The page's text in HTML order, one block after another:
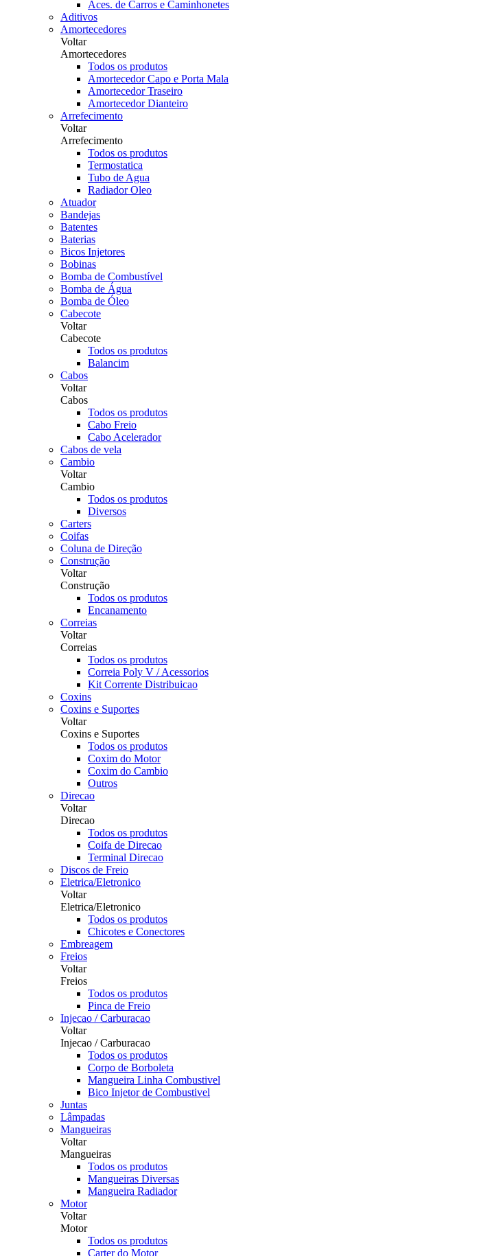
Aces. de Carros e Caminhonetes
Aditivos
Amortecedores
Voltar
Amortecedores
Todos os produtos
Amortecedor Capo e Porta Mala
Amortecedor Traseiro
Amortecedor Dianteiro
Arrefecimento
Voltar
Arrefecimento
Todos os produtos
Termostatica
Tubo de Agua
Radiador Oleo
Atuador
Bandejas
Batentes
Baterias
Bicos Injetores
Bobinas
Bomba de Combustível
Bomba de Água
Bomba de Óleo
Cabecote
Voltar
Cabecote
Todos os produtos
Balancim
Cabos
Voltar
Cabos
Todos os produtos
Cabo Freio
Cabo Acelerador
Cabos de vela
Cambio
Voltar
Cambio
Todos os produtos
Diversos
Carters
Coifas
Coluna de Direção
Construção
Voltar
Construção
Todos os produtos
Encanamento
Correias
Voltar
Correias
Todos os produtos
Correia Poly V / Acessorios
Kit Corrente Distribuicao
Coxins
Coxins e Suportes
Voltar
Coxins e Suportes
Todos os produtos
Coxim do Motor
Coxim do Cambio
Outros
Direcao
Voltar
Direcao
Todos os produtos
Coifa de Direcao
Terminal Direcao
Discos de Freio
Eletrica/Eletronico
Voltar
Eletrica/Eletronico
Todos os produtos
Chicotes e Conectores
Embreagem
Freios
Voltar
Freios
Todos os produtos
Pinca de Freio
Injecao / Carburacao
Voltar
Injecao / Carburacao
Todos os produtos
Corpo de Borboleta
Mangueira Linha Combustivel
Bico Injetor de Combustivel
Juntas
Lâmpadas
Mangueiras
Voltar
Mangueiras
Todos os produtos
Mangueiras Diversas
Mangueira Radiador
Motor
Voltar
Motor
Todos os produtos
Carter do Motor